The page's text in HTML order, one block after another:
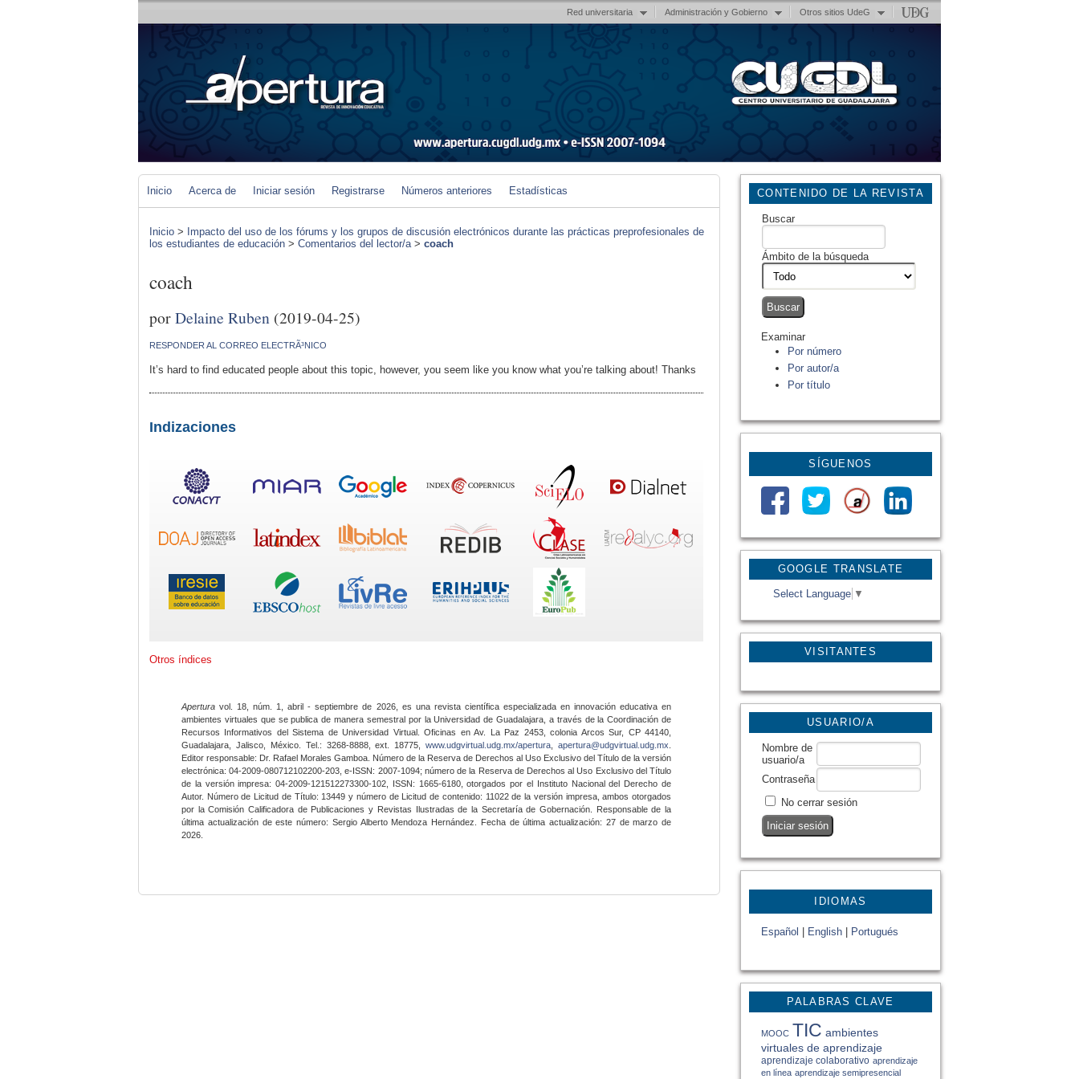
Red universitaria Administración y Gobierno Otros sitios UdeG
GOOGLE TRANSLATE
Select Language ▼
VISITANTES
CONTENIDO DE LA REVISTA
Buscar
Ámbito de la búsqueda
Examinar
Por número
Por autor/a
Por título
SÍGUENOS
USUARIO/A
Nombre de
usuario/a
Contraseña
No cerrar sesión
IDIOMAS
Español English Portugués
PALABRAS CLAVE
MOOC TIC ambientes
virtuales de aprendizaje
aprendizaje colaborativo aprendizaje
en línea aprendizaje semipresencial
Inicio Acerca de Iniciar sesión Registrarse Números anteriores Estadísticas
Inicio > Impacto del uso de los fórums y los grupos de discusión electrónicos durante las prácticas preprofesionales de
los estudiantes de educación > Comentarios del lector/a> coach
coach
porDelaine Ruben (2019-04-25)
RESPONDER AL CORREO ELECTRÃ³NICO
It’s hard to find educated people about this topic, however, you seem like you know what you’re talking about! Thanks
Indizaciones
Otros índices
Apertura vol. 18, núm. 1, abril - septiembre de 2026, es una revista científica especializada en innovación educativa en
ambientes virtuales que se publica de manera semestral por la Universidad de Guadalajara, a través de la Coordinación de
Recursos Informativos del Sistema de Universidad Virtual. Oficinas en Av. La Paz 2453, colonia Arcos Sur, CP 44140,
Guadalajara, Jalisco, México. Tel.: 3268-8888, ext. 18775,www.udgvirtual.udg.mx/apertura apertura@udgvirtual.udg.mx
Editor responsable: Dr. Rafael Morales Gamboa. Número de la Reserva de Derechos al Uso Exclusivo del Título de la versión
electrónica: 04-2009-080712102200-203, e-ISSN: 2007-1094; número de la Reserva de Derechos al Uso Exclusivo del Título
de la versión impresa: 04-2009-121512273300-102, ISSN: 1665-6180, otorgados por el Instituto Nacional del Derecho de
Autor. Número de Licitud de Título: 13449 y número de Licitud de contenido: 11022 de la versión impresa, ambos otorgados
por la Comisión Calificadora de Publicaciones y Revistas Ilustradas de la Secretaría de Gobernación. Responsable de la
última actualización de este número: Sergio Alberto Mendoza Hernández. Fecha de última actualización: 27 de marzo de
2026.